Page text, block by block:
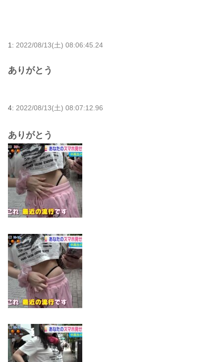
1: 2022/08/13(土) 08:06:45.24
ありがとう
4: 2022/08/13(土) 08:07:12.96
ありがとう